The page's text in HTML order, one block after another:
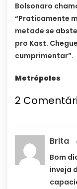
Bolsonaro
“Praticamente
metade se
pro Kast.
cumprimentar”.
Metrópoles
2
BrIta
Bom
inveja